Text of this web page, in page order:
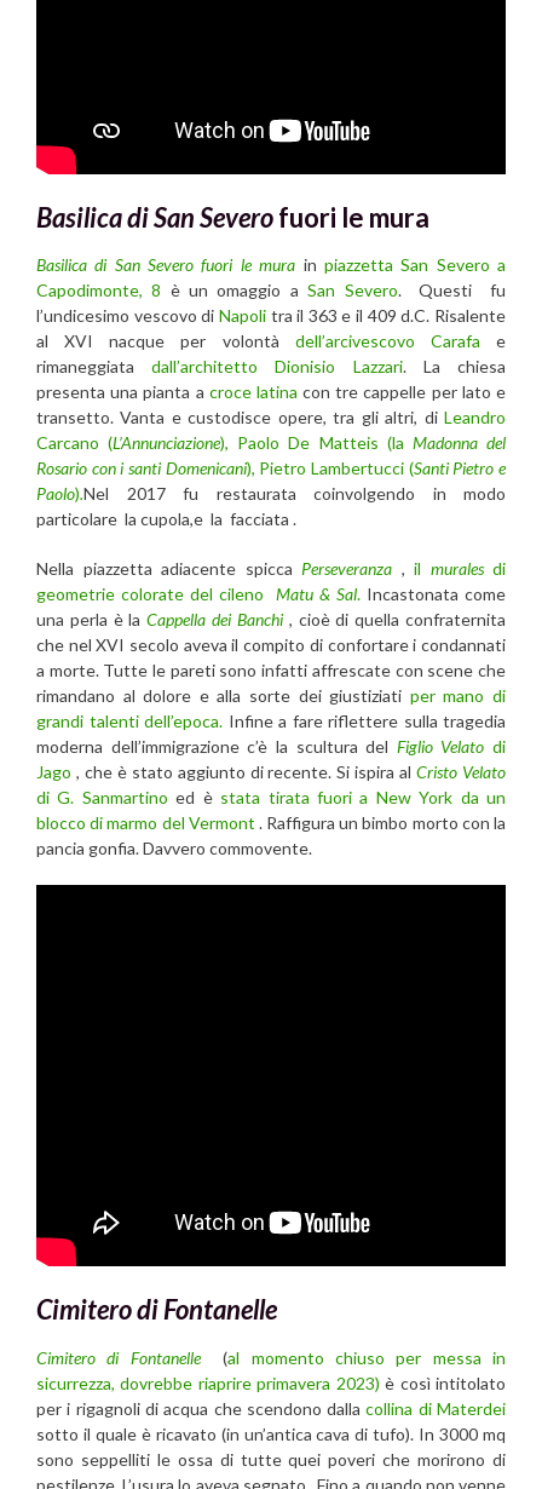
Basilica di San Severofuori le mura
Basilica di San Severo fuori le mura in piazzetta San Severo a
Capodimonte, 8 è un omaggio aSan Severo. Questi fu
l’undicesimo vescovo di Napolitra il 363 e il 409 d.C. Risalente
al XVI nacque per volontà dell’arcivescovo Carafa e
rimaneggiatadall’architetto Dionisio Lazzari. La chiesa
presenta una pianta a croce latina con tre cappelle per lato e
transetto. Vanta e custodisce opere, tra gli altri, di Leandro
Carcano (L’Annunciazione), Paolo De Matteis (la Madonna del
Rosario con i santi Domenicani), Pietro Lambertucci (Santi Pietro e
Paolo).Nel 2017 fu restaurata coinvolgendo in modo
particolare la cupola,e la facciata .
Nella piazzetta adiacente spicca Perseveranza , il muralesdi
geometrie colorate del cileno Matu & Sal. Incastonata come
una perla è laCappella dei Banchi, cioè di quella confraternita
che nel XVI secolo aveva il compito di confortare i condannati
a morte. Tutte le pareti sono infatti affrescate con scene che
rimandano al dolore e alla sorte dei giustiziati per mano di
grandi talenti dell’epoca. Infine a fare riflettere sulla tragedia
moderna dell’immigrazione c’è la scultura del Figlio Velato di
Jago , che è stato aggiunto di recente. Si ispira alCristo Velato
di G. Sanmartino ed è stata tirata fuori a New York da un
blocco di marmo del Vermont . Raffigura un bimbo morto con la
pancia gonfia. Davvero commovente.
Cimitero di Fontanelle
Cimitero di Fontanelle(al momento chiuso per messa in
sicurrezza, dovrebbe riaprire primavera 2023) è così intitolato
per i rigagnoli di acqua che scendono dallacollina di Materdei
sotto il quale è ricavato (in un’antica cava di tufo). In 3000 mq
sono seppelliti le ossa di tutte quei poveri che morirono di
pestilenze. L’usura lo aveva segnato . Fino a quando non venne